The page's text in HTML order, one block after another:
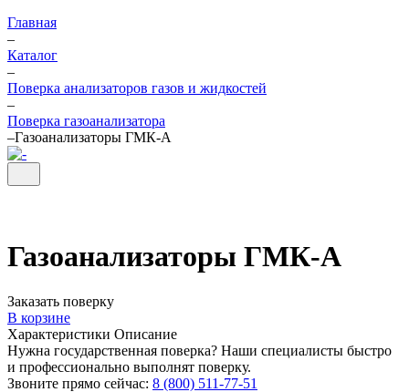
Главная
–
Каталог
–
Поверка анализаторов газов и жидкостей
–
Поверка газоанализатора
–Газоанализаторы ГМК-А
Газоанализаторы ГМК-А
Заказать поверку
В корзине
Характеристики Описание
Нужна государственная поверка? Наши специалисты быстро
и профессионально выполнят поверку.
Звоните прямо сейчас: 8 (800) 511-77-51